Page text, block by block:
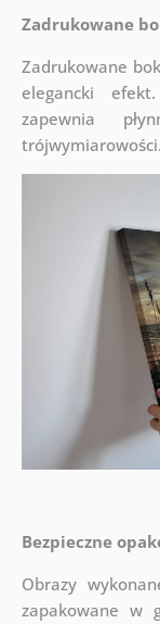
Zadrukowane
Zadrukowane
elegancki
zapewnia
trójwymiarowości.
Bezpieczne
Obrazy
zapakowane w